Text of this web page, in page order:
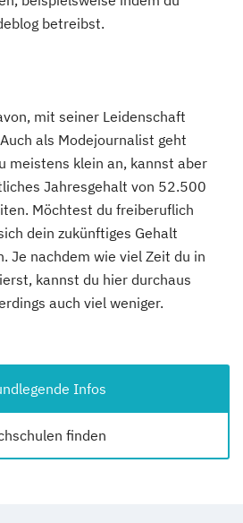
betreibst.
mit seiner Leidenschaft
als Modejournalist geht
meistens klein an, kannst aber
Jahresgehalt von 52.500
Möchtest du freiberuflich
dein zukünftiges Gehalt
Je nachdem wie viel Zeit du in
kannst du hier durchaus
auch viel weniger.
Infos
finden